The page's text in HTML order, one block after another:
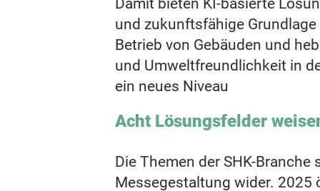
Damit bieten KI-basierte
und zukunftsfähige
Betrieb von Gebäuden und
und Umweltfreundlichkeit in
ein neues Niveau
Acht Lösungsfelder
Die Themen der SHK-Branche
Messegestaltung wider. 2025